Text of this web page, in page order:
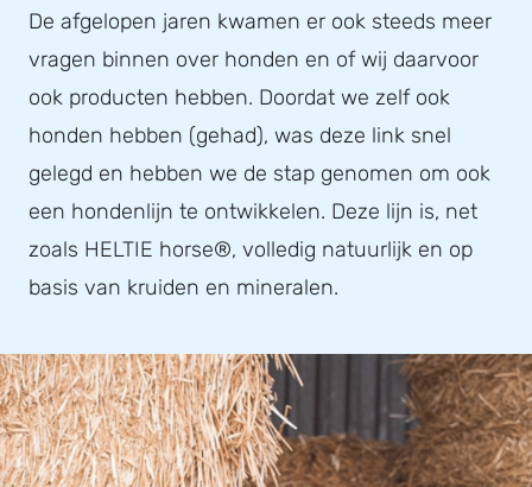
De afgelopen jaren kwamen er ook steeds meer
vragen binnen over honden en of wij daarvoor
ook producten hebben. Doordat we zelf ook
honden hebben (gehad), was deze link snel
gelegd en hebben we de stap genomen om ook
een hondenlijn te ontwikkelen. Deze lijn is, net
zoals HELTIE horse®, volledig natuurlijk en op
basis van kruiden en mineralen.